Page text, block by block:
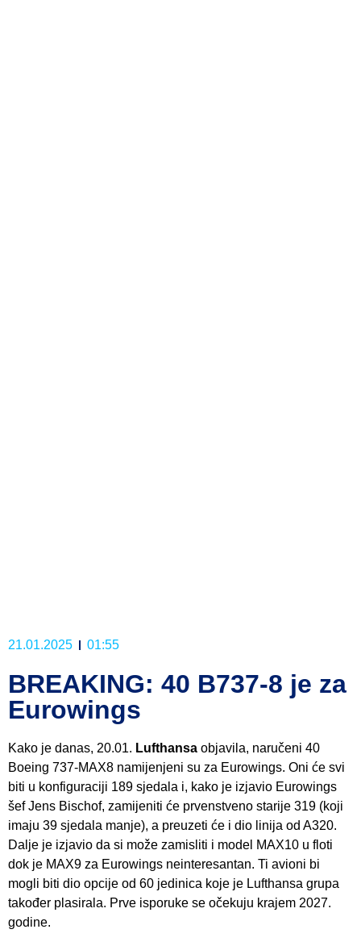
21.01.2025 01:55
BREAKING: 40 B737-8 je za
Eurowings
Kako je danas, 20.01. Lufthansa objavila, naručeni 40
Boeing 737-MAX8 namijenjeni su za Eurowings. Oni će svi
biti u konfiguraciji 189 sjedala i, kako je izjavio Eurowings
šef Jens Bischof, zamijeniti će prvenstveno starije 319 (koji
imaju 39 sjedala manje), a preuzeti će i dio linija od A320.
Dalje je izjavio da si može zamisliti i model MAX10 u floti
dok je MAX9 za Eurowings neinteresantan. Ti avioni bi
mogli biti dio opcije od 60 jedinica koje je Lufthansa grupa
također plasirala. Prve isporuke se očekuju krajem 2027.
godine.